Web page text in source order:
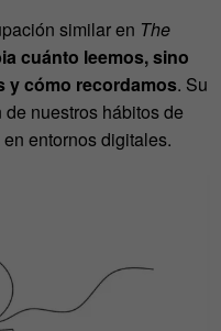
similar en The
cuánto leemos, sino
y cómo recordamos. Su
nuestros hábitos de
entornos digitales.